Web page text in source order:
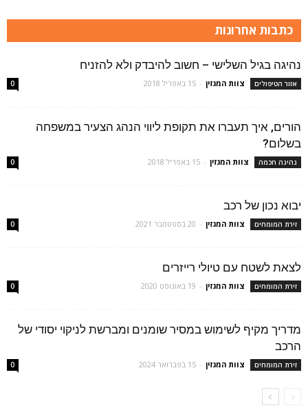
כתבות אחרונות
נהיגה בגיל השלישי – חשוב להיבדק ולא להזניח
אזור הטיפולים צוות המגזין - 15 באפריל 2018 0
הורים, איך תעברו את תקופת ליווי הנהג הצעיר במשפחה
בשלום?
נהיגה חכמה צוות המגזין - 15 באפריל 2018 0
יבוא נכון של רכב
זירת המומחים צוות המגזין - 20 בספטמבר 2021 0
לצאת לשטח עם טיולי רייזרים
זירת המומחים צוות המגזין - 19 באוגוסט 2020 0
מדריך מקיף לשימוש במסיר שומנים ומברשת לניקוי יסודי של
הרכב
זירת המומחים צוות המגזין - 15 בפברואר 2024 0